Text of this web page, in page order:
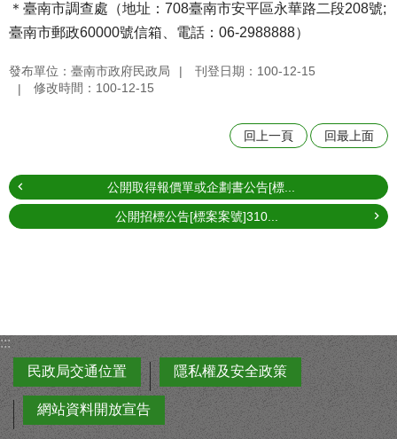
＊臺南市調查處（地址：708臺南市安平區永華路二段208號;
臺南市郵政60000號信箱、電話：06-2988888）
發布單位：臺南市政府民政局
刊登日期：100-12-15
修改時間：100-12-15
回上一頁 回最上面
公開取得報價單或企劃書公告[標...
公開招標公告[標案案號]310...
:::
民政局交通位置
隱私權及安全政策
網站資料開放宣告